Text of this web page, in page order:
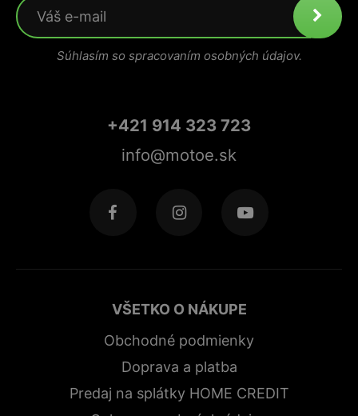
Súhlasím so spracovaním osobných údajov.
+421 914 323 723
info@motoe.sk
VŠETKO O NÁKUPE
Obchodné podmienky
Doprava a platba
Predaj na splátky HOME CREDIT